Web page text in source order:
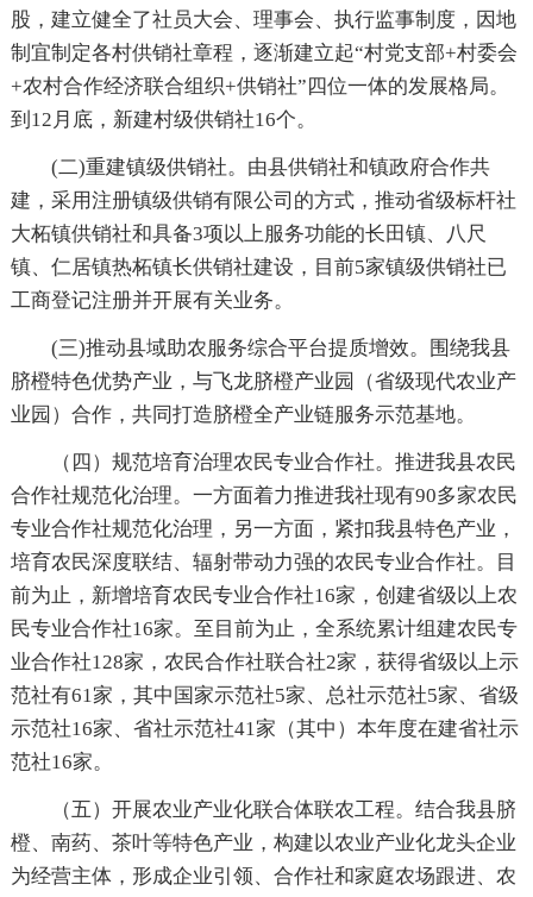
股，建立健全了社员大会、理事会、执行监事制度，因地
制宜制定各村供销社章程，逐渐建立起“村党支部+村委会
+农村合作经济联合组织+供销社”四位一体的发展格局。
到12月底，新建村级供销社16个。
(二)重建镇级供销社。由县供销社和镇政府合作共
建，采用注册镇级供销有限公司的方式，推动省级标杆社
大柘镇供销社和具备3项以上服务功能的长田镇、八尺
镇、仁居镇热柘镇长供销社建设，目前5家镇级供销社已
工商登记注册并开展有关业务。
(三)推动县域助农服务综合平台提质增效。围绕我县
脐橙特色优势产业，与飞龙脐橙产业园（省级现代农业产
业园）合作，共同打造脐橙全产业链服务示范基地。
（四）规范培育治理农民专业合作社。推进我县农民
合作社规范化治理。一方面着力推进我社现有90多家农民
专业合作社规范化治理，另一方面，紧扣我县特色产业，
培育农民深度联结、辐射带动力强的农民专业合作社。目
前为止，新增培育农民专业合作社16家，创建省级以上农
民专业合作社16家。至目前为止，全系统累计组建农民专
业合作社128家，农民合作社联合社2家，获得省级以上示
范社有61家，其中国家示范社5家、总社示范社5家、省级
示范社16家、省社示范社41家（其中）本年度在建省社示
范社16家。
（五）开展农业产业化联合体联农工程。结合我县脐
橙、南药、茶叶等特色产业，构建以农业产业化龙头企业
为经营主体，形成企业引领、合作社和家庭农场跟进、农